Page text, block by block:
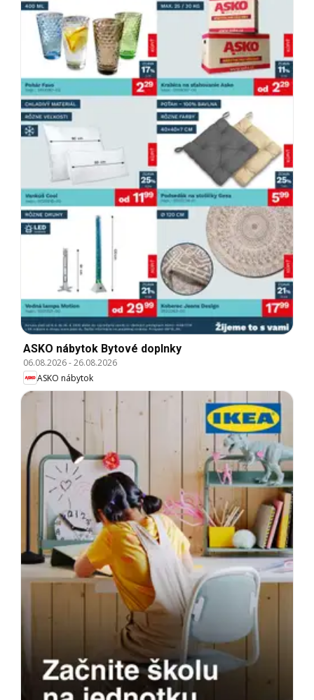
ASKO nábytok Bytové doplnky
06.08.2026-26.08.2026
ASKO nábytok